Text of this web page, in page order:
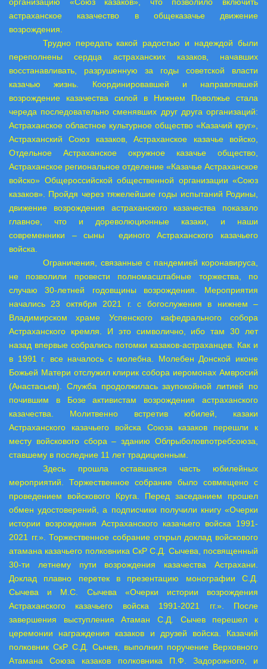
астраханское казачество в общеказачье движение
возрождения.
Трудно передать какой радостью и надеждой были
переполнены сердца астраханских казаков, начавших
восстанавливать, разрушенную за годы советской власти
казачью жизнь. Координировавшей и направлявшей
возрождение казачества силой в Нижнем Поволжье стала
череда последовательно сменявших друг друга организаций:
Астраханское областное культурное общество «Казачий круг»,
Астраханский Союз казаков, Астраханское казачье войско,
Отдельное Астраханское окружное казачье общество,
Астраханское региональное отделение «Казачье Астраханское
войско» Общероссийской общественной организации «Союз
казаков». Пройдя через тяжелейшие годы испытаний Родины,
движение возрождения астраханского казачества показало
главное, что и дореволюционные казаки, и наши
современники – сыны
единого Астраханского казачьего
войска.
Ограничения, связанные с пандемией коронавируса,
не позволили провести полномасштабные торжества, по
случаю 30-летней годовщины возрождения. Мероприятия
начались 23 октября 2021 г. с богослужения в нижнем –
Владимирском храме Успенского кафедрального собора
Астраханского кремля. И это символично, ибо там 30 лет
назад впервые собрались потомки казаков-астраханцев. Как и
в 1991 г. все началось с молебна. Молебен Донской иконе
Божьей Матери отслужил клирик собора иеромонах Амвросий
(Анастасьев). Служба продолжилась заупокойной литией по
почившим в Бозе активистам возрождения астраханского
казачества. Молитвенно встретив юбилей, казаки
Астраханского казачьего войска Союза казаков перешли к
месту войскового сбора – зданию Облрыболовпотребсоюза,
ставшему в последние 11 лет традиционным.
Здесь прошла оставшаяся часть юбилейных
мероприятий. Торжественное собрание было совмещено с
проведением войскового Круга. Перед заседанием прошел
обмен удостоверений, а подписчики получили книгу «Очерки
истории возрождения Астраханского казачьего войска 1991-
2021 гг.». Торжественное собрание открыл доклад войскового
атамана казачьего полковника СкР С.Д. Сычева, посвященный
30-ти летнему пути возрождения казачества Астрахани.
Доклад плавно перетек в презентацию монографии С.Д.
Сычева и М.С. Сычева «Очерки истории возрождения
Астраханского казачьего войска 1991-2021 гг.». После
завершения выступления Атаман С.Д. Сычев перешел к
церемонии награждения казаков и друзей войска. Казачий
полковник СкР С.Д. Сычев, выполнил поручение Верховного
Атамана Союза казаков полковника П.Ф. Задорожного, и